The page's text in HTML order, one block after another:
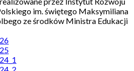
im. świętego Maksymiliana
ze środków Ministra Edukacji